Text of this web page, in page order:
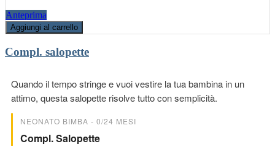
Anteprima
Aggiungi al carrello
Compl. salopette
Quando il tempo stringe e vuoi vestire la tua bambina in un
attimo, questa salopette risolve tutto con semplicità.
NEONATO BIMBA - 0/24 MESI
Compl. Salopette